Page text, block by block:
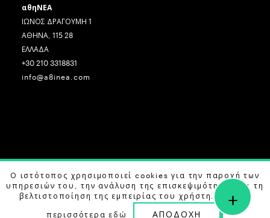
αθηΝΕΑ
ΙΩΝΟΣ ΔΡΑΓΟΥΜΗ 1
ΑΘΗΝΑ, 115 28
ΕΛΛΑΔΑ
+30 210 3318831
info@a8inea.com
COPYRIGHT © 2026 αθηΝΕΑ, ALL RIGHTS RESERVED.
DESIGN BY G DESIGN STUDIO. DEVELOPED BYB LABS
Ο ιστότοπος χρησιμοποιεί cookies για την παροχή των
υπηρεσιών του, την ανάλυση της επισκεψιμότητας και τη
βελτιστοποίηση της εμπειρίας του χρήστη. Μάθετε
περισσότεραεδώ ΑΠΟΔΟΧΗ
+